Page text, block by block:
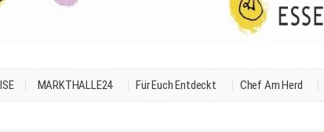
MARKTHALLE24 Für Euch Entdeckt Chef Am Herd